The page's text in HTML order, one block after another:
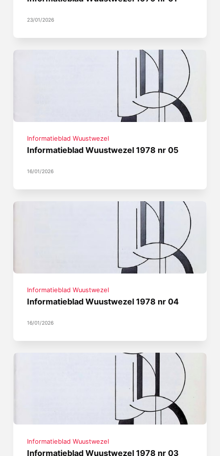
23/01/2026
Informatieblad Wuustwezel
Informatieblad Wuustwezel 1978 nr 05
16/01/2026
Informatieblad Wuustwezel
Informatieblad Wuustwezel 1978 nr 04
16/01/2026
Informatieblad Wuustwezel
Informatieblad Wuustwezel 1978 nr 03